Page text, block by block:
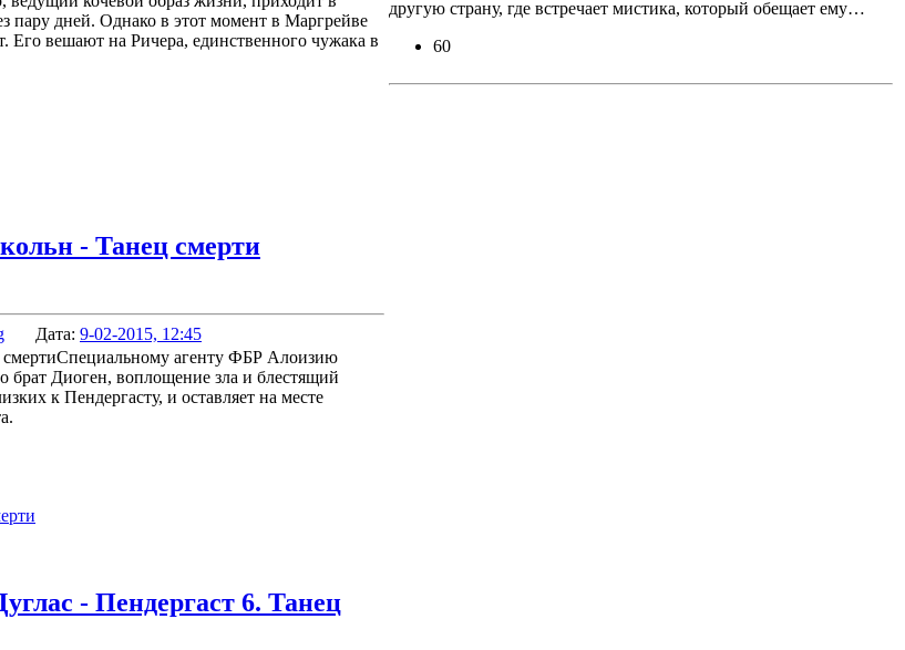
пару дней. Однако в этот момент в Маргрейве
Его вешают на Ричера, единственного чужака в
- Танец смерти
Дата: 9-02-2015, 12:45
Специальному агенту ФБР Алоизию
брат Диоген, воплощение зла и блестящий
к Пендергасту, и оставляет на месте
- Пендергаст 6. Танец
другую страну, где встречает мистика, который обещает ему…
60